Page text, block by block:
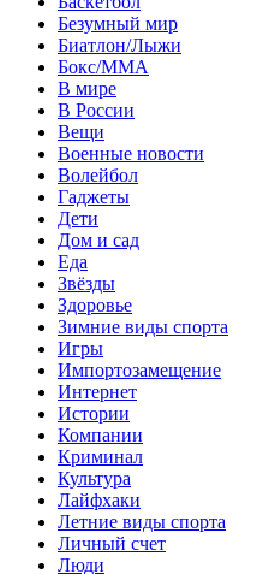
Безумный мир
Биатлон/Лыжи
Бокс/MMA
В мире
В России
Вещи
Военные новости
Волейбол
Гаджеты
Дети
Дом и сад
Еда
Звёзды
Здоровье
Зимние виды спорта
Игры
Импортозамещение
Интернет
Истории
Компании
Криминал
Культура
Лайфхаки
Летние виды спорта
Личный счет
Люди